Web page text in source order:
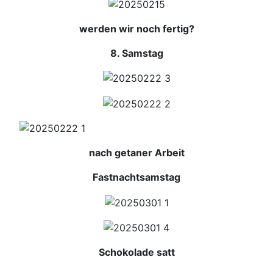
werden wir noch fertig?
8. Samstag
nach getaner Arbeit
Fastnachtsamstag
Schokolade satt